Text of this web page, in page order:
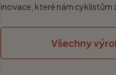
inovace, které nám cyklistům
Všechny